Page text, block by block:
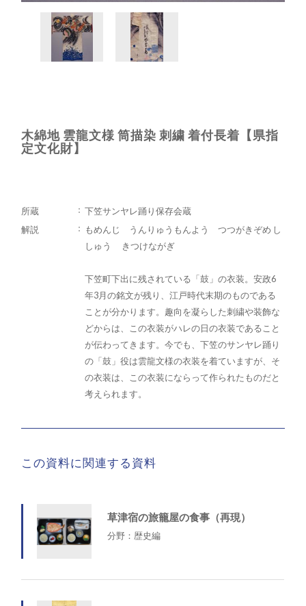
木綿地 雲龍文様 筒描染 刺繍 着付長着【県指
定文化財】
所蔵
下笠サンヤレ踊り保存会蔵
解説
もめんじ うんりゅうもんよう つつがきぞめ し
しゅう きつけながぎ
下笠町下出に残されている「鼓」の衣装。安政6
年3月の銘文が残り、江戸時代末期のものである
ことが分かります。趣向を凝らした刺繍や装飾な
どからは、この衣装がハレの日の衣装であること
が伝わってきます。今でも、下笠のサンヤレ踊り
の「鼓」役は雲龍文様の衣装を着ていますが、そ
の衣装は、この衣装にならって作られたものだと
考えられます。
この資料に関連する資料
草津宿の旅籠屋の食事（再現）
分野：歴史編